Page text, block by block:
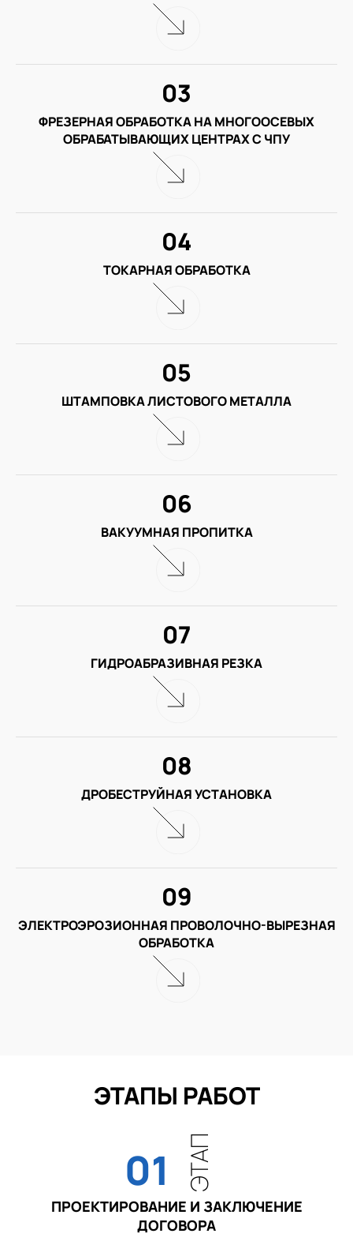
ФРЕЗЕРНАЯ ОБРАБОТКА НА МНОГООСЕВЫХ
ОБРАБАТЫВАЮЩИХ ЦЕНТРАХ С ЧПУ
03
ТОКАРНАЯ ОБРАБОТКА
04
ШТАМПОВКА ЛИСТОВОГО МЕТАЛЛА
05
ВАКУУМНАЯ ПРОПИТКА
06
ГИДРОАБРАЗИВНАЯ РЕЗКА
07
ДРОБЕСТРУЙНАЯ УСТАНОВКА
08
ЭЛЕКТРОЭРОЗИОННАЯ ПРОВОЛОЧНО-ВЫРЕЗНАЯ
ОБРАБОТКА
09
ЭТАПЫ РАБОТ
01 ЭТАП
ПРОЕКТИРОВАНИЕ И ЗАКЛЮЧЕНИЕ
ДОГОВОРА